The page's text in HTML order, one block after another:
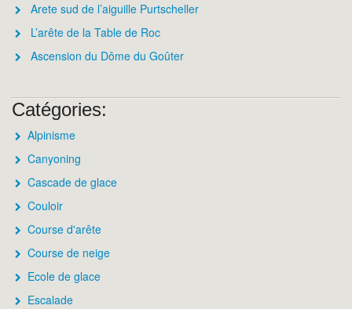
Arete sud de l’aiguille Purtscheller
L’arête de la Table de Roc
Ascension du Dôme du Goûter
Catégories:
Alpinisme
Canyoning
Cascade de glace
Couloir
Course d'arête
Course de neige
Ecole de glace
Escalade